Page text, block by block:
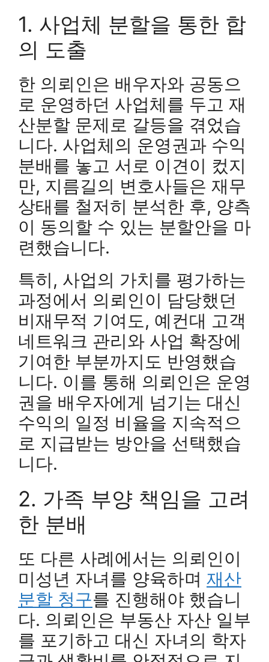
1. 사업체 분할을 통한 합
의 도출
한 의뢰인은 배우자와 공동으
로 운영하던 사업체를 두고 재
산분할 문제로 갈등을 겪었습
니다. 사업체의 운영권과 수익
분배를 놓고 서로 이견이 컸지
만, 지름길의 변호사들은 재무
상태를 철저히 분석한 후, 양측
이 동의할 수 있는 분할안을 마
련했습니다.
특히, 사업의 가치를 평가하는
과정에서 의뢰인이 담당했던
비재무적 기여도, 예컨대 고객
네트워크 관리와 사업 확장에
기여한 부분까지도 반영했습
니다. 이를 통해 의뢰인은 운영
권을 배우자에게 넘기는 대신
수익의 일정 비율을 지속적으
로 지급받는 방안을 선택했습
니다.
2. 가족 부양 책임을 고려
한 분배
또 다른 사례에서는 의뢰인이
미성년 자녀를 양육하며 재산
분할 청구를 진행해야 했습니
다. 의뢰인은 부동산 자산 일부
를 포기하고 대신 자녀의 학자